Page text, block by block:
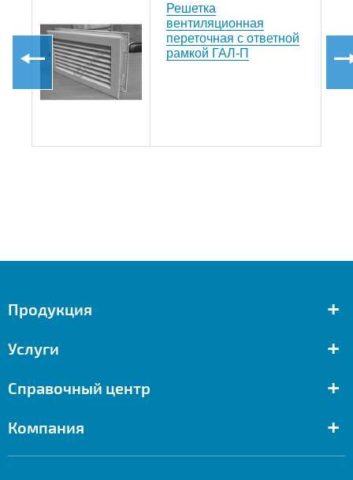
Решетка
вентиляционная
переточная с ответной
рамкой ГАЛ-П
Продукция +
Услуги +
Справочный центр +
Компания +